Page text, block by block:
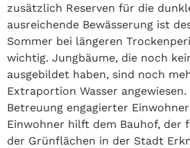
zusätzlich Reserven für die
ausreichende Bewässerung ist
Sommer bei längeren
wichtig. Jungbäume, die noch
ausgebildet haben, sind noch
Extraportion Wasser
Betreuung engagierter
Einwohner hilft dem Bauhof, der
der Grünflächen in der Stadt